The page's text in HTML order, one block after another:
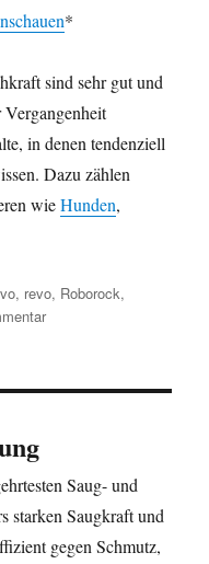
*
sind sehr gut und
Vergangenheit
in denen tendenziell
Dazu zählen
wieHunden,
, revo, Roborock,
zu
Revo
Saug- und
starken Saugkraft und
gegen Schmutz,